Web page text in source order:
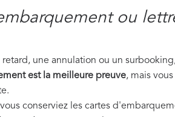
ou
retard, une annulation ou un
est la meilleure preuve, mais
conserviez les cartes